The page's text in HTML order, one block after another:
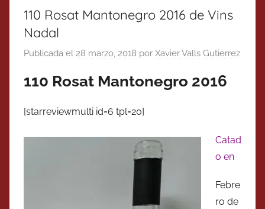
110 Rosat Mantonegro 2016 de Vins
Nadal
Publicada el 28 marzo, 2018 por Xavier Valls Gutierrez
110 Rosat Mantonegro 2016
[starreviewmulti id=6 tpl=20]
Catad
o en
Febre
ro de